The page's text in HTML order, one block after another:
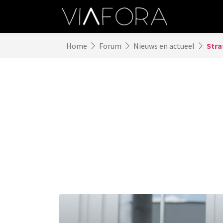
Home Forum Nieuws en actueel